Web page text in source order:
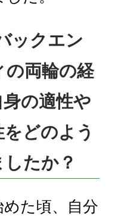
ックエン
の両輪の経
の適性や
どのよう
たか？
た頃、自分